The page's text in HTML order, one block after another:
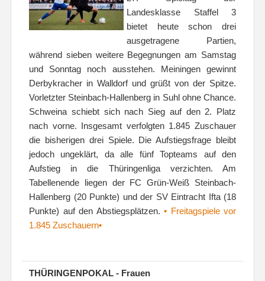
Landesklasse Staffel 3
bietet heute schon drei
ausgetragene Partien,
während sieben weitere Begegnungen am Samstag
und Sonntag noch ausstehen. Meiningen gewinnt
Derbykracher in Walldorf und grüßt von der Spitze.
Vorletzter Steinbach-Hallenberg in Suhl ohne Chance.
Schweina schiebt sich nach Sieg auf den 2. Platz
nach vorne. Insgesamt verfolgten 1.845 Zuschauer
die bisherigen drei Spiele. Die Aufstiegsfrage bleibt
jedoch ungeklärt, da alle fünf Topteams auf den
Aufstieg in die Thüringenliga verzichten. Am
Tabellenende liegen der FC Grün-Weiß Steinbach-
Hallenberg (20 Punkte) und der SV Eintracht Ifta (18
Punkte) auf den Abstiegsplätzen. • Freitagspiele vor
1.845 Zuschauern•
THÜRINGENPOKAL - Frauen